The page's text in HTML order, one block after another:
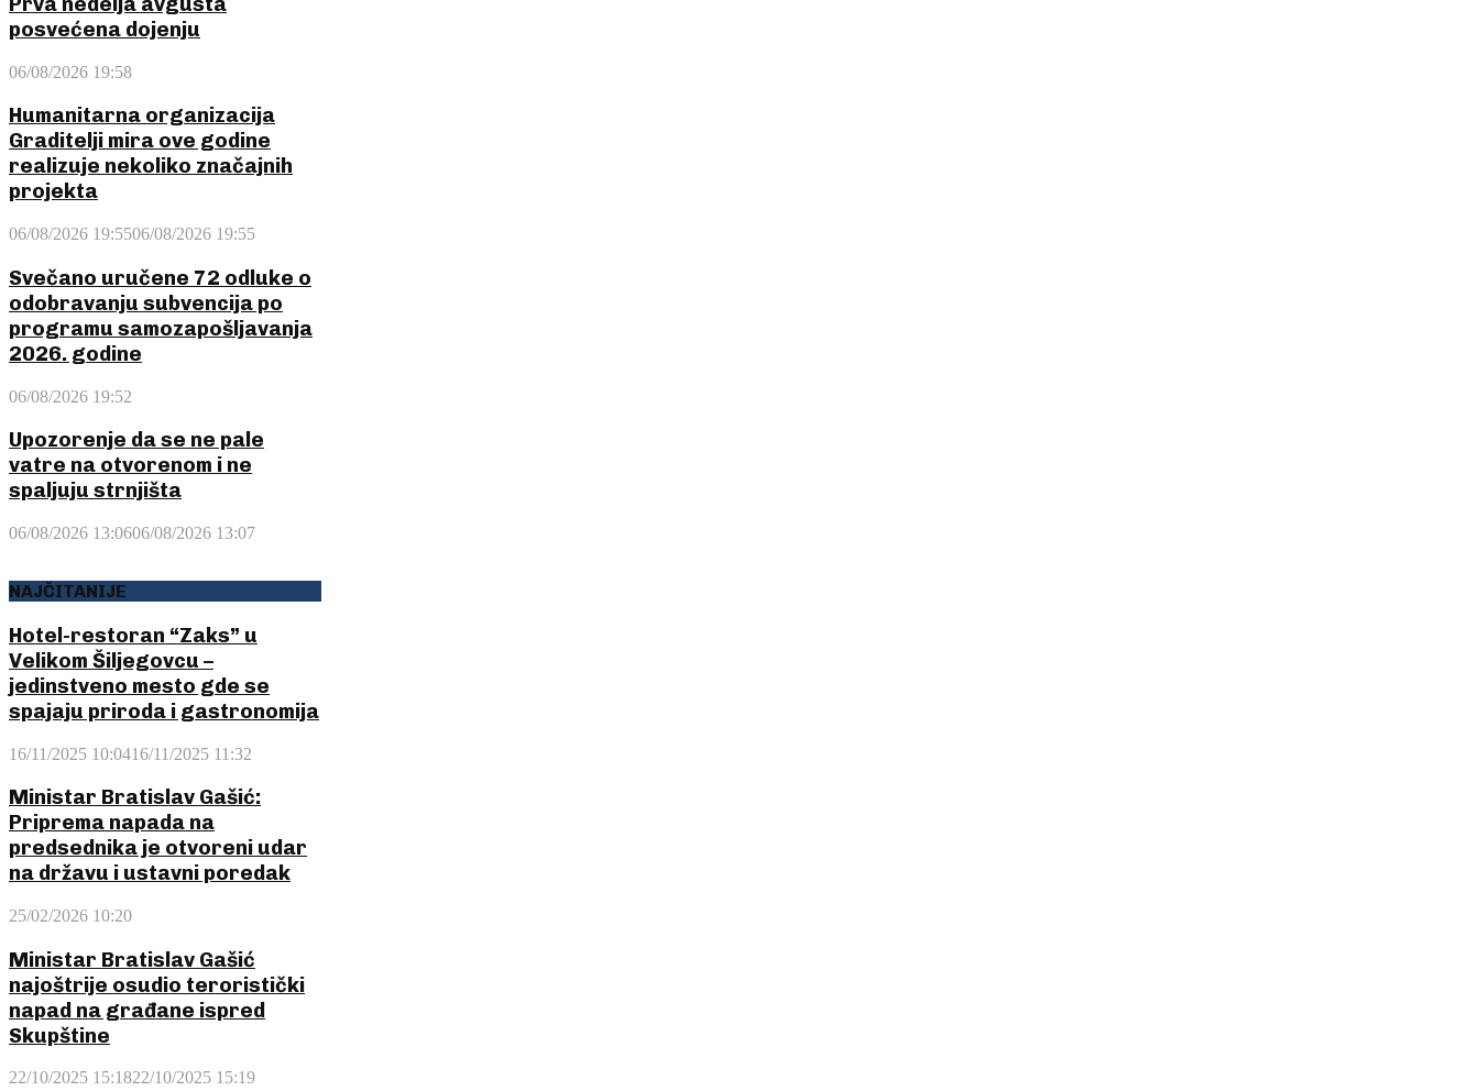
posvećena dojenju
06/08/2026 19:58
Humanitarna organizacija
Graditelji mira ove godine
realizuje nekoliko značajnih
projekta
06/08/2026 19:5506/08/2026 19:55
Svečano uručene 72 odluke o
odobravanju subvencija po
programu samozapošljavanja
2026. godine
06/08/2026 19:52
Upozorenje da se ne pale
vatre na otvorenom i ne
spaljuju strnjišta
06/08/2026 13:0606/08/2026 13:07
NAJČITANIJE
Hotel-restoran “Zaks” u
Velikom Šiljegovcu –
jedinstveno mesto gde se
spajaju priroda i gastronomija
16/11/2025 10:0416/11/2025 11:32
Ministar Bratislav Gašić:
Priprema napada na
predsednika je otvoreni udar
na državu i ustavni poredak
25/02/2026 10:20
Ministar Bratislav Gašić
najoštrije osudio teroristički
napad na građane ispred
Skupštine
22/10/2025 15:1822/10/2025 15:19